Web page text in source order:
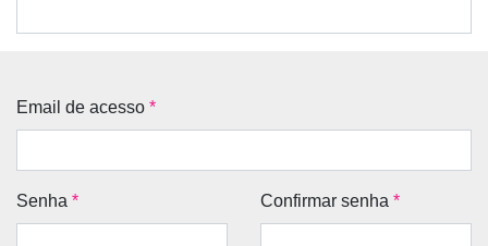
Email de acesso *
Senha * Confirmar senha *